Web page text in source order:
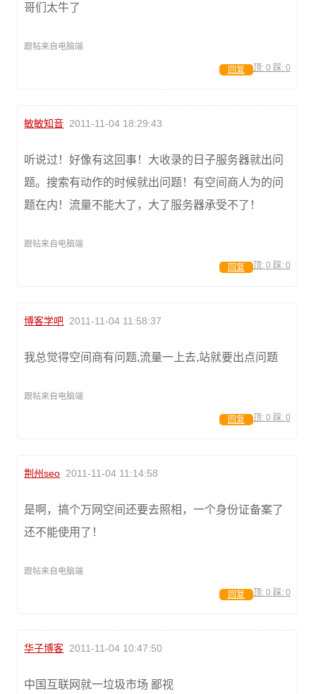
哥们太牛了
跟帖来自电脑端
顶: 0 踩: 0
回复
敏敏知音 2011-11-04 18:29:43
听说过！好像有这回事！大收录的日子服务器就出问
题。搜索有动作的时候就出问题！有空间商人为的问
题在内！流量不能大了，大了服务器承受不了！
跟帖来自电脑端
顶: 0 踩: 0
回复
博客学吧 2011-11-04 11:58:37
我总觉得空间商有问题,流量一上去,站就要出点问题
跟帖来自电脑端
顶: 0 踩: 0
回复
荆州seo 2011-11-04 11:14:58
是啊，搞个万网空间还要去照相，一个身份证备案了
还不能使用了！
跟帖来自电脑端
顶: 0 踩: 0
回复
华子博客 2011-11-04 10:47:50
中国互联网就一垃圾市场 鄙视